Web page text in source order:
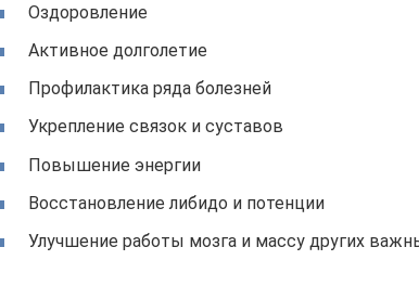
Оздоровление
Активное долголетие
Профилактика ряда болезней
Укрепление связок и суставов
Повышение энергии
Восстановление либидо и потенции
Улучшение работы мозга и массу других